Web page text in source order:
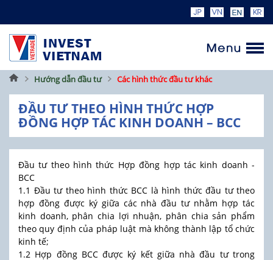
Trang
chủ
Hướng dẫn đầu tư Các hình thức đầu tư khác
ĐẦU TƯ THEO HÌNH THỨC HỢP
ĐỒNG HỢP TÁC KINH DOANH – BCC
Đầu tư theo hình thức Hợp đồng hợp tác kinh doanh -
BCC
1.1 Đầu tư theo hình thức BCC là hình thức đầu tư theo
hợp đồng được ký giữa các nhà đầu tư nhằm hợp tác
kinh doanh, phân chia lợi nhuận, phân chia sản phẩm
theo quy định của pháp luật mà không thành lập tổ chức
kinh tế;
1.2 Hợp đồng BCC được ký kết giữa nhà đầu tư trong